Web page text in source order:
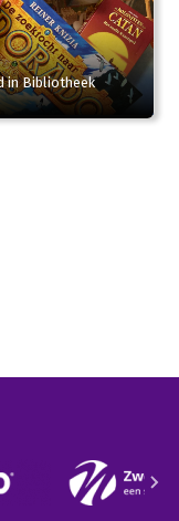
in Bibliotheek